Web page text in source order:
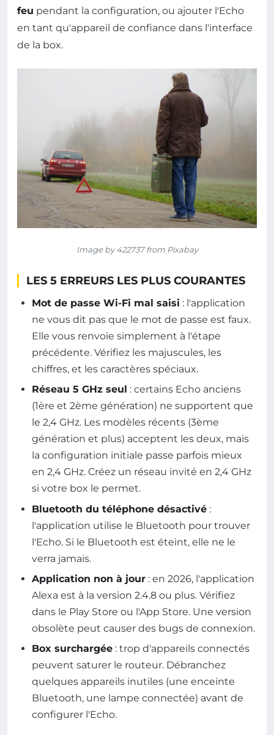
feu pendant la configuration, ou ajouter l'Echo
en tant qu'appareil de confiance dans l'interface
de la box.
Image by 422737 from Pixabay
LES 5 ERREURS LES PLUS COURANTES
Mot de passe Wi-Fi mal saisi : l'application
ne vous dit pas que le mot de passe est faux.
Elle vous renvoie simplement à l'étape
précédente. Vérifiez les majuscules, les
chiffres, et les caractères spéciaux.
Réseau 5 GHz seul : certains Echo anciens
(1ère et 2ème génération) ne supportent que
le 2,4 GHz. Les modèles récents (3ème
génération et plus) acceptent les deux, mais
la configuration initiale passe parfois mieux
en 2,4 GHz. Créez un réseau invité en 2,4 GHz
si votre box le permet.
Bluetooth du téléphone désactivé :
l'application utilise le Bluetooth pour trouver
l'Echo. Si le Bluetooth est éteint, elle ne le
verra jamais.
Application non à jour : en 2026, l'application
Alexa est à la version 2.4.8 ou plus. Vérifiez
dans le Play Store ou l'App Store. Une version
obsolète peut causer des bugs de connexion.
Box surchargée : trop d'appareils connectés
peuvent saturer le routeur. Débranchez
quelques appareils inutiles (une enceinte
Bluetooth, une lampe connectée) avant de
configurer l'Echo.